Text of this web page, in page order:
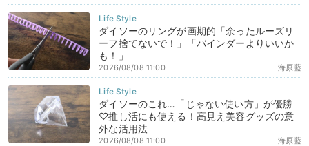
ダイソーのリングが画期的「余ったルーズリ
ーフ捨てないで！」「バインダーよりいいか
も！」
海原藍
2026/08/08 11:00
ダイソーのこれ…「じゃない使い方」が優勝
♡推し活にも使える！高見え美容グッズの意
外な活用法
海原藍
2026/08/08 11:00